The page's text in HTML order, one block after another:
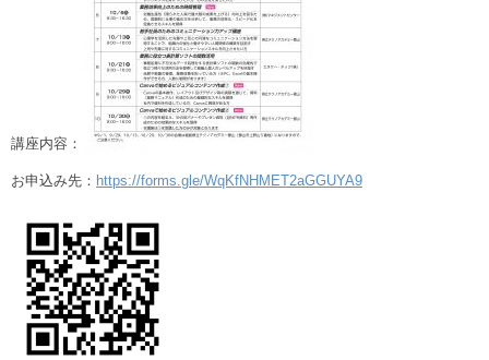
講座内容：
お申込み先： https://forms.gle/WqKfNHMET2aGGUYA9